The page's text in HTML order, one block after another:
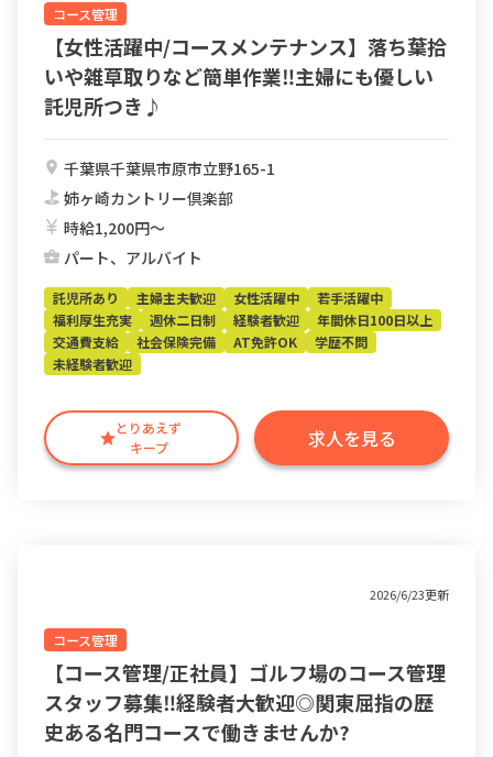
コース管理
【女性活躍中/コースメンテナンス】落ち葉拾
いや雑草取りなど簡単作業‼︎主婦にも優しい
託児所つき♪
千葉県千葉県市原市立野165-1
姉ヶ崎カントリー倶楽部
時給1,200円〜
パート、アルバイト
とりあえず
キープ
求人を見る
託児所あり 主婦主夫歓迎 女性活躍中
若手活躍中
福利厚生充実
週休二日制 経験者歓迎
年間休日100日以上
交通費支給
社会保険完備 AT免許OK
学歴不問
未経験者歓迎
2026/6/23更新
コース管理
【コース管理/正社員】ゴルフ場のコース管理
スタッフ募集‼︎経験者大歓迎◎関東屈指の歴
史ある名門コースで働きませんか?